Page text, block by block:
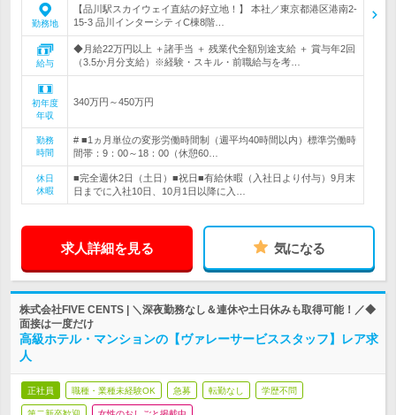
勤務地
【品川駅スカイウェイ直結の好立地！】 本社／東京都港区港南2-
15-3 品川インターシティC棟8階…
給与
◆月給22万円以上 ＋諸手当 ＋ 残業代全額別途支給 ＋ 賞与年2回
（3.5か月分支給）※経験・スキル・前職給与を考…
初年度
年収
340万円～450万円
勤務
時間
# ■1ヵ月単位の変形労働時間制（週平均40時間以内）標準労働時
間帯：9：00～18：00（休憩60…
休日
休暇
■完全週休2日（土日）■祝日■有給休暇（入社日より付与）9月末
日までに入社10日、10月1日以降に入…
求人詳細を見る 気になる
株式会社FIVE CENTS | ＼深夜勤務なし＆連休や土日休みも取得可能！／◆
面接は一度だけ
高級ホテル・マンションの【ヴァレーサービススタッフ】レア求
人
正社員 職種・業種未経験OK 急募 転勤なし 学歴不問